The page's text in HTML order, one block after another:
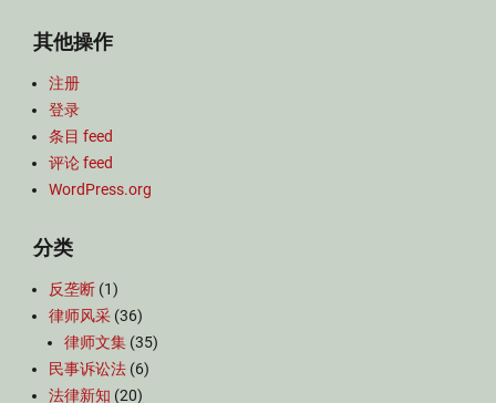
其他操作
注册
登录
条目 feed
评论 feed
WordPress.org
分类
反垄断 (1)
律师风采 (36)
律师文集 (35)
民事诉讼法 (6)
法律新知 (20)